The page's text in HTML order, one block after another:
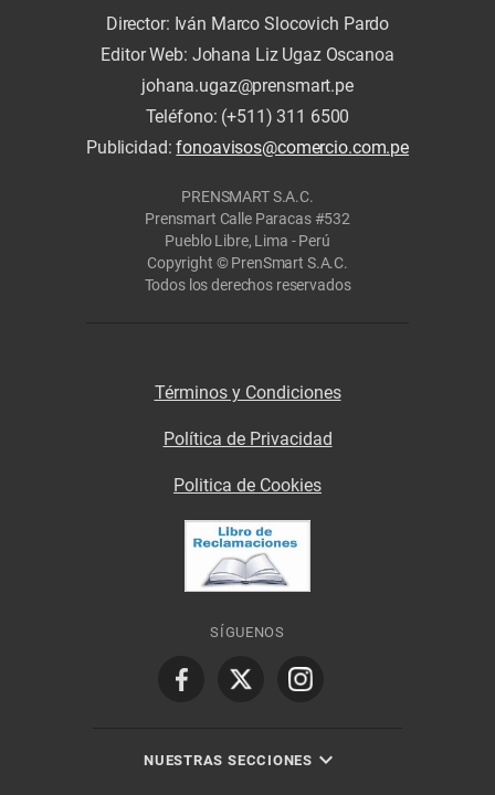
Director: Iván Marco Slocovich Pardo
Editor Web: Johana Liz Ugaz Oscanoa
johana.ugaz@prensmart.pe
Teléfono: (+511) 311 6500
Publicidad:fonoavisos@comercio.com.pe
PRENSMART S.A.C.
Prensmart Calle Paracas #532
Pueblo Libre, Lima - Perú
Copyright © PrenSmart S.A.C.
Todos los derechos reservados
Términos y Condiciones
Política de Privacidad
Politica de Cookies
SÍGUENOS
NUESTRAS SECCIONES